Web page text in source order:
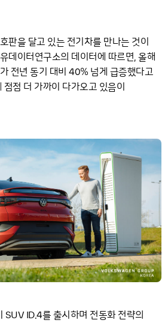
판을 달고 있는 전기차를 만나는 것이
데이터연구소의 데이터에 따르면, 올해
전년 동기 대비40% 넘게 급증했다고
점 더 가까이 다가오고 있음이
SUV ID.4를 출시하며 전동화 전략의